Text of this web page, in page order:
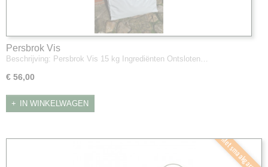
Persbrok Vis
Beschrijving: Persbrok Vis 15 kg Ingrediënten Ontsloten…
€ 56,00
IN WINKELWAGEN
Met smaakgarantie